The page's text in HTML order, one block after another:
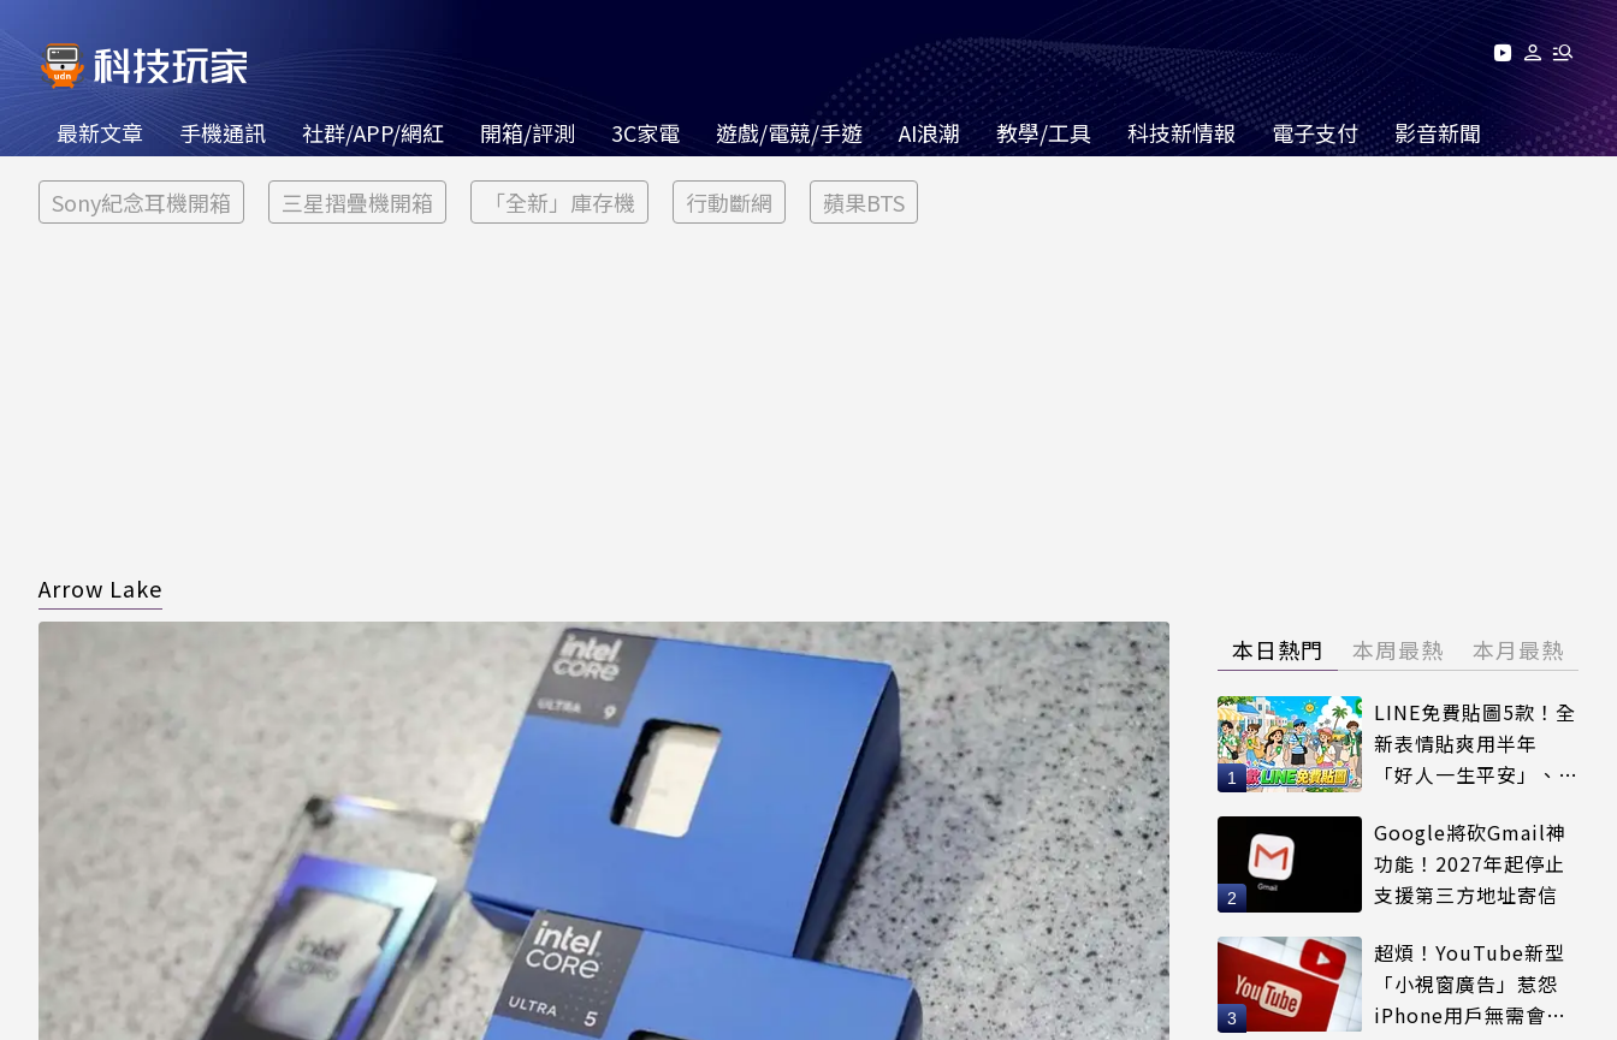
最新文章 手機通訊 社群/APP/網紅 開箱/評測 3C家電 遊戲/電競/手遊 AI浪潮 教學/工具 科技新情報 電子支付 影音新聞
Sony紀念耳機開箱 三星摺疊機開箱 「全新」庫存機 行動斷網 蘋果BTS
Arrow Lake
本日熱門 本周最熱 本月最熱
LINE免費貼圖5款！全
新表情貼爽用半年
「好人一生平安」、
Google將砍Gmail神
功能！2027年起停止
支援第三方地址寄信
超煩！YouTube新型
「小視窗廣告」惹怨
iPhone用戶無需會員